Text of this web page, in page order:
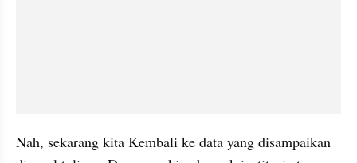
Nah, sekarang kita Kembali ke data yang disampaikan